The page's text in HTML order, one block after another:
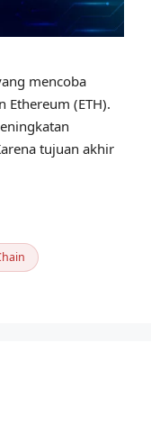
mencoba
Ethereum (ETH).
tujuan akhir